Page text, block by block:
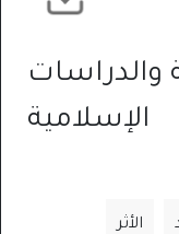
والدراسات
الإسلامية
الأثر